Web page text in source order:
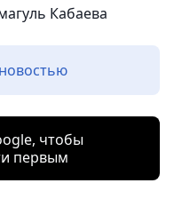
Кабаева
чтобы
первым